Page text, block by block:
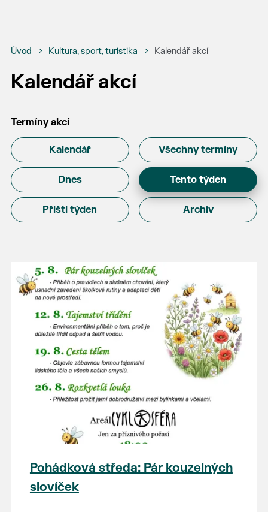
Úvod Kultura, sport, turistika Kalendář akcí
Kalendář akcí
Termíny akcí
Kalendář Všechny termíny
Dnes Tento týden
Příští týden Archiv
Pohádková středa: Pár kouzelných
slovíček